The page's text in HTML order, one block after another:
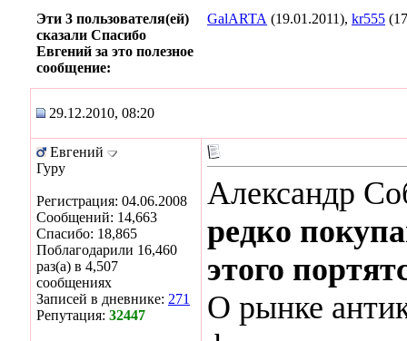
Эти 3 пользователя(ей)
сказали Спасибо
Евгений за это полезное
сообщение:
GalARTA (19.01.2011), kr555
29.12.2010, 08:20
Евгений
Гуру
Регистрация: 04.06.2008
Сообщений: 14,663
Спасибо: 18,865
Поблагодарили 16,460
раз(а) в 4,507
сообщениях
Записей в дневнике: 271
Репутация: 32447
Александр
редко
этого
О рынке